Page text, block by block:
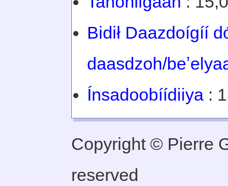
Bidił Daazdoígíí
daasdzoh/
Ínsadoobíídiiya :
Copyright © Pierre
reserved